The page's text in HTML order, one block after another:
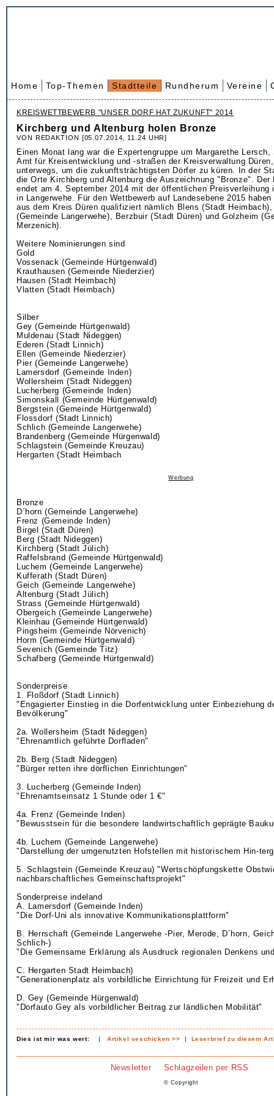
Home Top-Themen Stadtteile Rundherum Vereine
KREISWETTBEWERB "UNSER DORF HAT ZUKUNFT" 2014
Kirchberg und Altenburg holen Bronze
VON REDAKTION [05.07.2014, 11.24 UHR]
Einen Monat lang war die Expertengruppe um Margarethe
Amt für Kreisentwicklung und -straßen der Kreisverwaltung
unterwegs, um die zukunftsträchtigsten Dörfer zu küren. In der
die Orte Kirchberg und Altenburg die Auszeichnung "Bronze". Der
endet am 4. September 2014 mit der öffentlichen Preisverleihung
in Langerwehe. Für den Wettbewerb auf Landesebene 2015
aus dem Kreis Düren qualifiziert nämlich Blens (Stadt Heimbach),
(Gemeinde Langerwehe), Berzbuir (Stadt Düren) und Golzheim
Merzenich).
Weitere Nominierungen sind
Gold
Vossenack (Gemeinde Hürtgenwald)
Krauthausen (Gemeinde Niederzier)
Hausen (Stadt Heimbach)
Vlatten (Stadt Heimbach)
Silber
Gey (Gemeinde Hürtgenwald)
Muldenau (Stadt Nideggen)
Ederen (Stadt Linnich)
Ellen (Gemeinde Niederzier)
Pier (Gemeinde Langerwehe)
Lamersdorf (Gemeinde Inden)
Wollersheim (Stadt Nideggen)
Lucherberg (Gemeinde Inden)
Simonskall (Gemeinde Hürtgenwald)
Bergstein (Gemeinde Hürtgenwald)
Flossdorf (Stadt Linnich)
Schlich (Gemeinde Langerwehe)
Brandenberg (Gemeinde Hürgenwald)
Schlagstein (Gemeinde Kreuzau)
Hergarten (Stadt Heimbach
Werbung
Bronze
D´horn (Gemeinde Langerwehe)
Frenz (Gemeinde Inden)
Birgel (Stadt Düren)
Berg (Stadt Nideggen)
Kirchberg (Stadt Jülich)
Raffelsbrand (Gemeinde Hürtgenwald)
Luchem (Gemeinde Langerwehe)
Kufferath (Stadt Düren)
Geich (Gemeinde Langerwehe)
Altenburg (Stadt Jülich)
Strass (Gemeinde Hürtgenwald)
Obergeich (Gemeinde Langerwehe)
Kleinhau (Gemeinde Hürtgenwald)
Pingsheim (Gemeinde Nörvenich)
Horm (Gemeinde Hürtgenwald)
Sevenich (Gemeinde Titz)
Schafberg (Gemeinde Hürtgenwald)
Sonderpreise
1. Floßdorf (Stadt Linnich)
"Engagierter Einstieg in die Dorfentwicklung unter Einbeziehung
Bevölkerung"
2a. Wollersheim (Stadt Nideggen)
"Ehrenamtlich geführte Dorfladen"
2b. Berg (Stadt Nideggen)
"Bürger retten ihre dörflichen Einrichtungen"
3. Lucherberg (Gemeinde Inden)
"Ehrenamtseinsatz 1 Stunde oder 1 €"
4a. Frenz (Gemeinde Inden)
"Bewusstsein für die besondere landwirtschaftlich geprägte
4b. Luchem (Gemeinde Langerwehe)
"Darstellung der umgenutzten Hofstellen mit historischem Hin-
5. Schlagstein (Gemeinde Kreuzau) "Wertschöpfungskette
nachbarschaftliches Gemeinschaftsprojekt"
Sonderpreise indeland
A. Lamersdorf (Gemeinde Inden)
"Die Dorf-Uni als innovative Kommunikationsplattform"
B. Herrschaft (Gemeinde Langerwehe -Pier, Merode, D´horn,
Schlich-)
"Die Gemeinsame Erklärung als Ausdruck regionalen Denkens
C. Hergarten Stadt Heimbach)
"Generationenplatz als vorbildliche Einrichtung für Freizeit und
D. Gey (Gemeinde Hürgenwald)
"Dorfauto Gey als vorbildlicher Beitrag zur ländlichen Mobilität"
Dies ist mir was wert: |Artikel veschicken >> | Leserbrief zu diesem
Newsletter Schlagzeilen per RSS
© Copyright